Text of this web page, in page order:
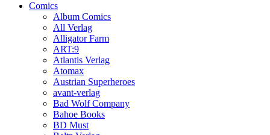
Comics
Album Comics
All Verlag
Alligator Farm
ART:9
Atlantis Verlag
Atomax
Austrian Superheroes
avant-verlag
Bad Wolf Company
Bahoe Books
BD Must